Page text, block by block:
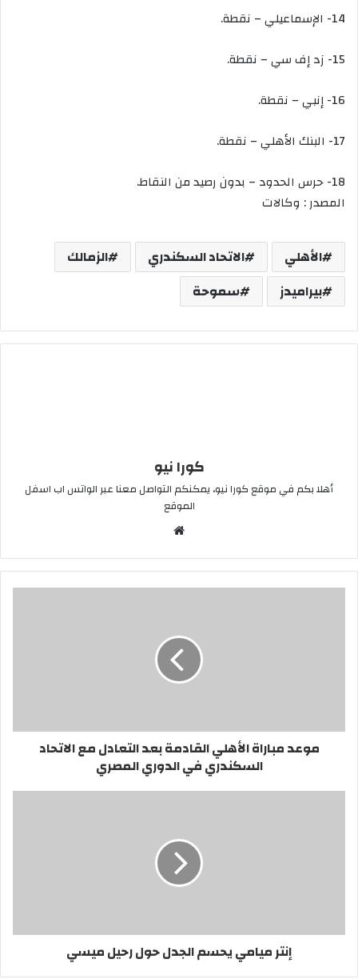
14- الإسماعيلي – نقطة.
15- زد إف سي – نقطة.
16- إنبي – نقطة.
17- البنك الأهلي – نقطة.
18- حرس الحدود – بدون رصيد من النقاط.
المصدر : وكالات
الأهلي الاتحاد السكندري
الزمالك
بيراميدز
سموحة
كورا نيو
أهلا بكم في موقع كورا نيو، يمكنكم التواصل معنا عبر الواتس اب اسفل
الموقع
موعد مباراة الأهلي القادمة بعد التعادل مع الاتحاد
السكندري في الدوري المصري
إنتر ميامي يحسم الجدل حول رحيل ميسي